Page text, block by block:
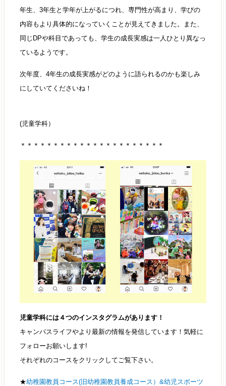
年生、3年生と学年が上がるにつれ、専門性が高まり、学びの
内容もより具体的になっていくことが見えてきました。また、
同じDPや科目であっても、学生の成長実感は一人ひとり異なっ
ているようです。
次年度、4年生の成長実感がどのように語られるのかも楽しみ
にしていてくださいね！
(児童学科）
＊＊＊＊＊＊＊＊＊＊＊＊＊＊＊＊＊＊＊＊＊＊
児童学科には４つのインスタグラムがあります！
キャンパスライフやより最新の情報を発信しています！気軽に
フォローお願いします!
それぞれのコースをクリックしてご覧下さい。
★幼稚園教員コース(旧幼稚園教員養成コース）&幼児スポーツ